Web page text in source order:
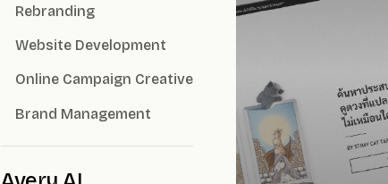
Rebranding
Website Development
Online Campaign Creative
Brand Management